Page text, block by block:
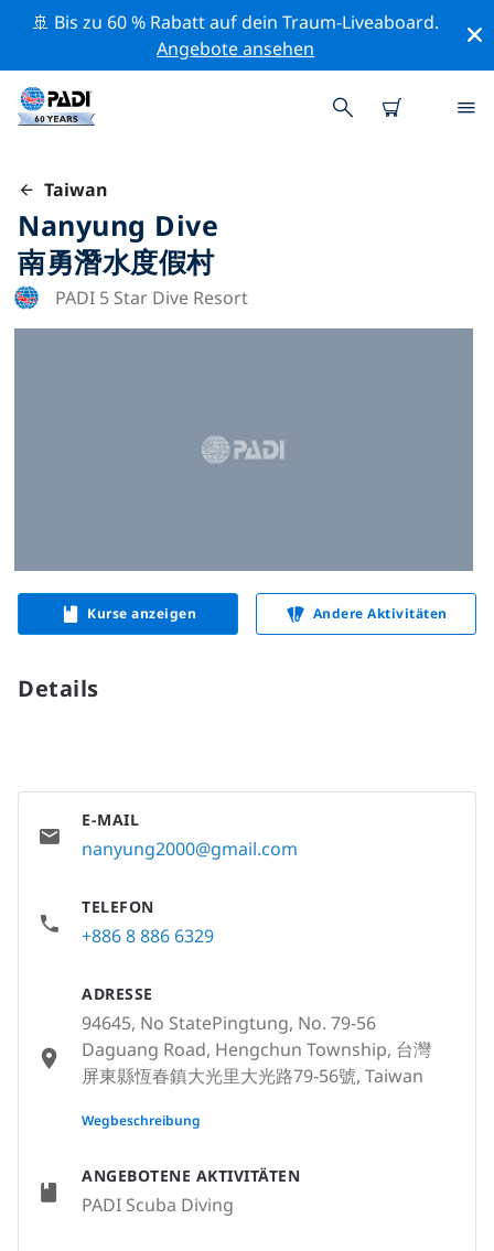
🚢 Bis zu 60 % Rabatt auf dein Traum-Liveaboard.
Angebote ansehen
Taiwan
Nanyung Dive
南勇潛水度假村
PADI 5 Star Dive Resort
Kurse anzeigen Andere Aktivitäten
Details
ANGEBOTENE AKTIVITÄTEN
PADI Scuba Diving
E-MAIL
nanyung2000@gmail.com
TELEFON
+886 8 886 6329
ADRESSE
94645, No StatePingtung, No. 79-56
Daguang Road, Hengchun Township, 台灣
屏東縣恆春鎮大光里大光路79-56號, Taiwan
None
Wegbeschreibung